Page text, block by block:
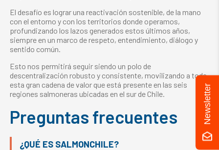
El desafío es lograr una reactivación sostenible, de la mano
con el entorno y con los territorios donde operamos,
profundizando los lazos generados estos últimos años,
siempre en un marco de respeto, entendimiento, diálogo y
sentido común.
Esto nos permitirá seguir siendo un polo de
descentralización robusto y consistente, movilizando a toda
esta gran cadena de valor que está presente en las seis
regiones salmoneras ubicadas en el sur de Chile.
Preguntas frecuentes
¿QUÉ ES SALMONCHILE?
Newsletter